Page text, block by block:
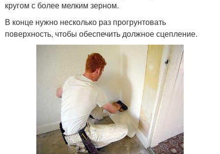
кругом с более мелким зерном.
В конце нужно несколько раз прогрунтовать
поверхность, чтобы обеспечить должное сцепление.